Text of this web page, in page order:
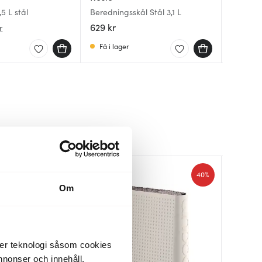
Om
teknologi såsom cookies
och innehåll,
L stål Beredningsskål Stål 3,1 L
629 kr
Få i lager
40%